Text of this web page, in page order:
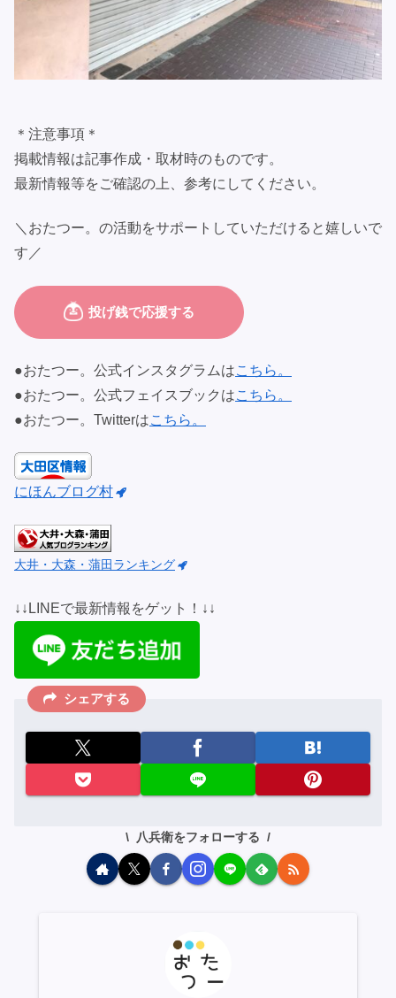
＊注意事項＊
掲載情報は記事作成・取材時のものです。
最新情報等をご確認の上、参考にしてください。
＼おたつー。の活動をサポートしていただけると嬉しいで
す／
●おたつー。公式インスタグラムはこちら。
●おたつー。公式フェイスブックはこちら。
●おたつー。Twitterはこちら。
にほんブログ村
大井・大森・蒲田ランキング
↓↓LINEで最新情報をゲット！↓↓
シェアする
八兵衛をフォローする